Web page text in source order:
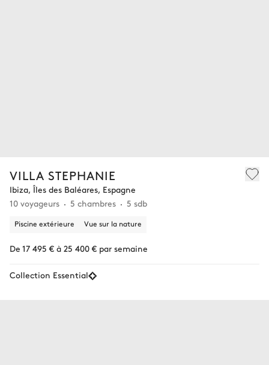
VILLA STEPHANIE
Ibiza, Îles des Baléares, Espagne
10 voyageurs
5 chambres 5 sdb
Piscine extérieure Vue sur la nature
De 17 495 € à 25 400 € par semaine
Collection Essential